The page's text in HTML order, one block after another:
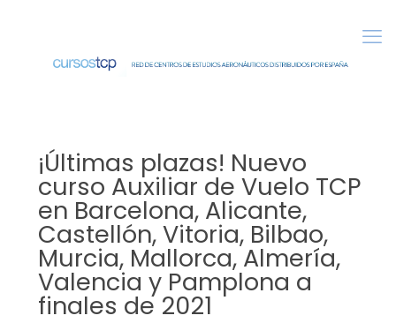
¡Últimas plazas! Nuevo
curso Auxiliar de Vuelo TCP
en Barcelona, Alicante,
Castellón, Vitoria, Bilbao,
Murcia, Mallorca, Almería,
Valencia y Pamplona a
finales de 2021